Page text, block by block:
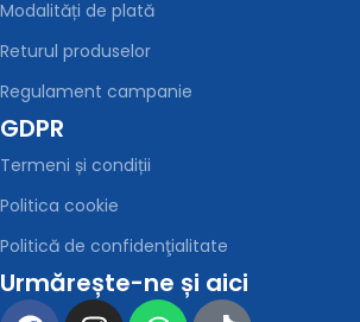
Modalități de plată
Returul produselor
Regulament campanie
GDPR
Termeni și condiții
Politica cookie
Politică de confidenţialitate
Urmărește-ne și aici